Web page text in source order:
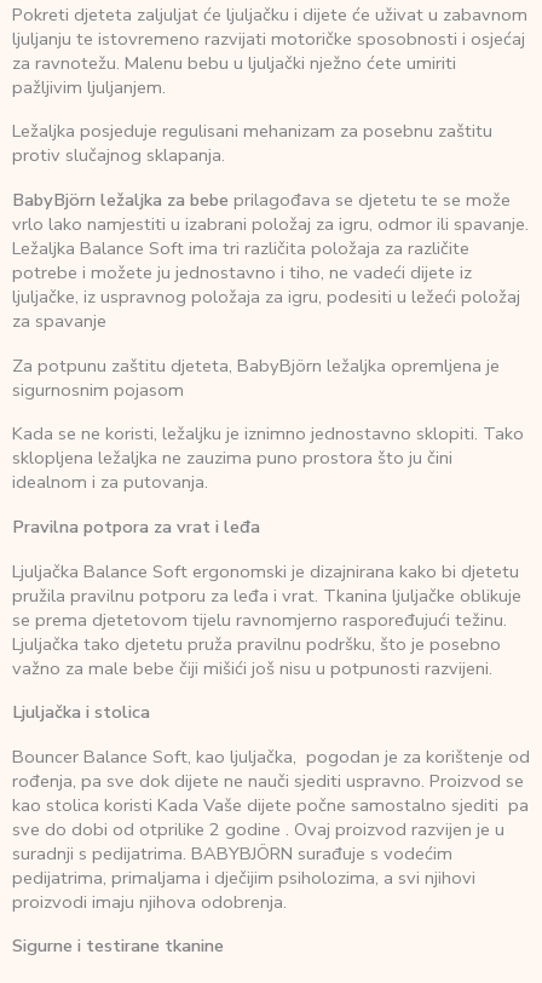
Pokreti djeteta zaljuljat će ljuljačku i dijete će uživat u zabavnom
ljuljanju te istovremeno razvijati motoričke sposobnosti i osjećaj
za ravnotežu. Malenu bebu u ljuljački nježno ćete umiriti
pažljivim ljuljanjem.
Ležaljka posjeduje regulisani mehanizam za posebnu zaštitu
protiv slučajnog sklapanja.
BabyBjörn ležaljka za bebe prilagođava se djetetu te se može
vrlo lako namjestiti u izabrani položaj za igru, odmor ili spavanje.
Ležaljka Balance Soft ima tri različita položaja za različite
potrebe i možete ju jednostavno i tiho, ne vadeći dijete iz
ljuljačke, iz uspravnog položaja za igru, podesiti u ležeći položaj
za spavanje
Za potpunu zaštitu djeteta, BabyBjörn ležaljka opremljena je
sigurnosnim pojasom
Kada se ne koristi, ležaljku je iznimno jednostavno sklopiti. Tako
sklopljena ležaljka ne zauzima puno prostora što ju čini
idealnom i za putovanja.
Pravilna potpora za vrat i leđa
Ljuljačka Balance Soft ergonomski je dizajnirana kako bi djetetu
pružila pravilnu potporu za leđa i vrat. Tkanina ljuljačke oblikuje
se prema djetetovom tijelu ravnomjerno raspoređujući težinu.
Ljuljačka tako djetetu pruža pravilnu podršku, što je posebno
važno za male bebe čiji mišići još nisu u potpunosti razvijeni.
Ljuljačka i stolica
Bouncer Balance Soft, kao ljuljačka, pogodan je za korištenje od
rođenja, pa sve dok dijete ne nauči sjediti uspravno. Proizvod se
kao stolica koristi Kada Vaše dijete počne samostalno sjediti pa
sve do dobi od otprilike 2 godine . Ovaj proizvod razvijen je u
suradnji s pedijatrima. BABYBJÖRN surađuje s vodećim
pedijatrima, primaljama i dječijim psiholozima, a svi njihovi
proizvodi imaju njihova odobrenja.
Sigurne i testirane tkanine